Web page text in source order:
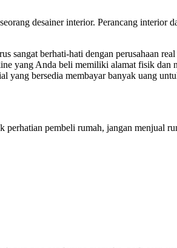
desainer interior. Perancang interior
sangat berhati-hati dengan perusahaan
yang Anda beli memiliki alamat fisik dan
bersedia membayar banyak uang
pembeli rumah, jangan menjual